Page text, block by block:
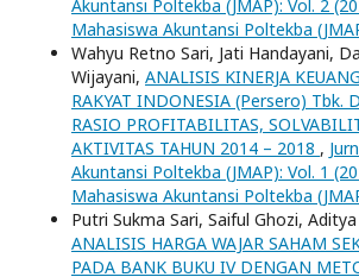
Akuntansi Poltekba (JMAP): Vol. 2
Mahasiswa Akuntansi Poltekba
Wahyu Retno Sari, Jati Handayani,
Wijayani, ANALISIS KINERJA
RAKYAT INDONESIA (Persero) Tbk.
RASIO PROFITABILITAS,
AKTIVITAS TAHUN 2014 – 2018 ,
Akuntansi Poltekba (JMAP): Vol. 1
Mahasiswa Akuntansi Poltekba
Putri Sukma Sari, Saiful Ghozi,
ANALISIS HARGA WAJAR SAHAM
PADA BANK BUKU IV DENGAN